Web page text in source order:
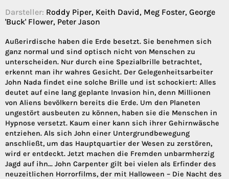
Darsteller: Roddy Piper, Keith David, Meg Foster, George
'Buck' Flower, Peter Jason
Außerirdische haben die Erde besetzt. Sie benehmen sich
ganz normal und sind optisch nicht von Menschen zu
unterscheiden. Nur durch eine Spezialbrille betrachtet,
erkennt man ihr wahres Gesicht. Der Gelegenheitsarbeiter
John Nada findet eine solche Brille und ist schockiert: Alles
deutet auf eine lang geplante Invasion hin, denn Millionen
von Aliens bevölkern bereits die Erde. Um den Planeten
ungestört ausbeuten zu können, haben sie die Menschen in
Hypnose versetzt. Kaum einer kann sich ihrer Gehirnwäsche
entziehen. Als sich John einer Untergrundbewegung
anschließt, um das Hauptquartier der Wesen zu zerstören,
wird er entdeckt. Jetzt machen die Fremden unbarmherzig
Jagd auf ihn... John Carpenter gilt bei vielen als Erfinder des
neuzeitlichen Horrorfilms, der mit Halloween – Die Nacht des